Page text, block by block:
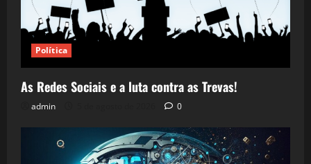
Política
As Redes Sociais e a luta contra as Trevas!
admin 0